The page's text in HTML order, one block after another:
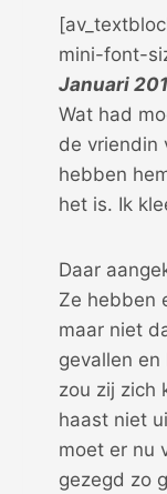
mini-font-
Januari
Wat had
de vriendin
hebben
het is. Ik
Daar
Ze hebben
maar niet
gevallen
zou zij zich
haast niet
moet er nu
gezegd zo